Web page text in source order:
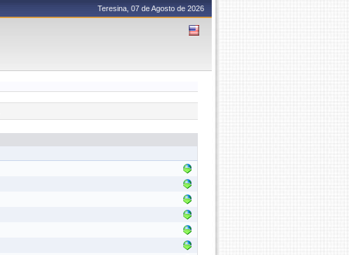
Teresina, 07 de Agosto de 2026